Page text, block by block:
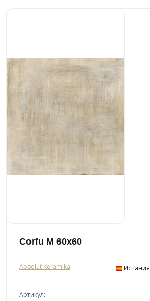
Corfu M 60x60
Absolut Keramika Испания
Артикул: